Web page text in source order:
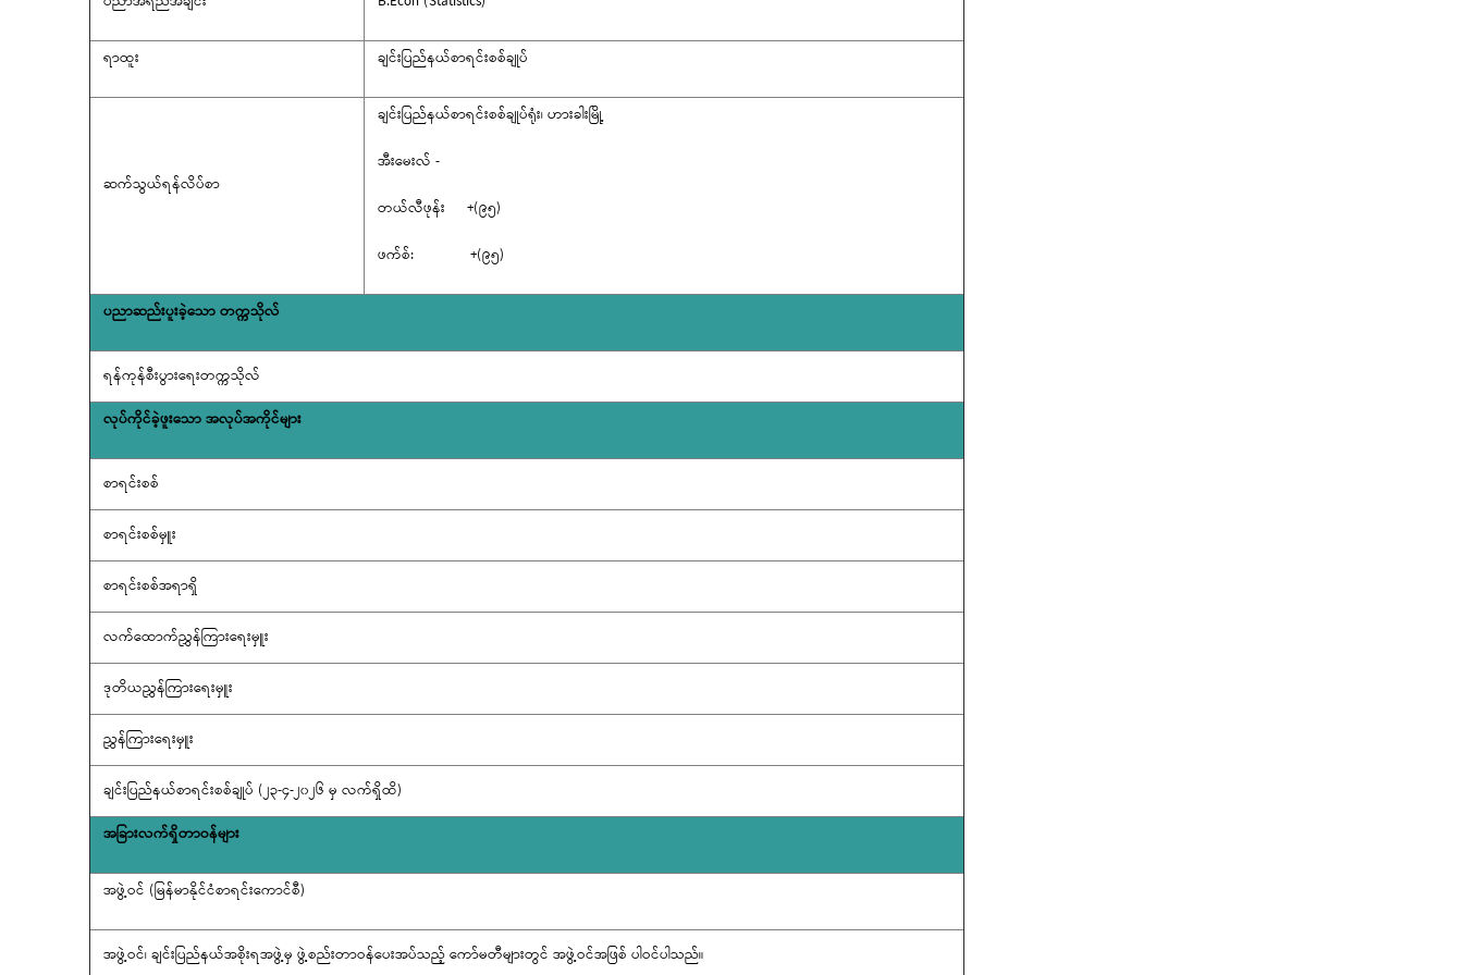
ရာထူး ချင်းပြည်နယ်စာရင်းစစ်ချုပ်
ဆက်သွယ်ရန်လိပ်စာ
ချင်းပြည်နယ်စာရင်းစစ်ချုပ်ရုံး၊ ဟားခါးမြို့
အီးမေးလ် -
တယ်လီဖုန်း +(၉၅)
ဖက်စ်: +(၉၅)
ပညာဆည်းပူးခဲ့သောတက္ကသိုလ်
ရန်ကုန်စီးပွားရေးတက္ကသိုလ်
လုပ်ကိုင်ခဲ့ဖူးသောအလုပ်အကိုင်များ
စာရင်းစစ်
စာရင်းစစ်မှူး
စာရင်းစစ်အရာရှိ
လက်ထောက်ညွှန်ကြားရေးမှူး
ဒုတိယညွှန်ကြားရေးမှူး
ညွှန်ကြားရေးမှူး
ချင်းပြည်နယ်စာရင်းစစ်ချုပ် (၂၃-၄-၂၀၂၆ မှ လက်ရှိထိ)
အခြားလက်ရှိတာဝန်များ
အဖွဲ့ဝင် (မြန်မာနိုင်ငံစာရင်းကောင်စီ)
အဖွဲ့ဝင်၊ ချင်းပြည်နယ်အစိုးရအဖွဲ့မှ ဖွဲ့စည်းတာဝန်ပေးအပ်သည့် ကော်မတီများတွင် အဖွဲ့ဝင်အဖြစ် ပါဝင်ပါသည်။